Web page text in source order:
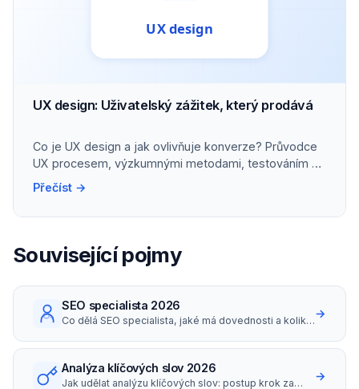
UX design: Uživatelský zážitek, který prodává
Co je UX design a jak ovlivňuje konverze? Průvodce
UX procesem, výzkumnými metodami, testováním a
propojením UX se SEO..
Přečíst →
Související pojmy
SEO specialista 2026
Co dělá SEO specialista, jaké má dovednosti a kolik
→
Analýza klíčových slov 2026
Jak udělat analýzu klíčových slov: postup krok za
→